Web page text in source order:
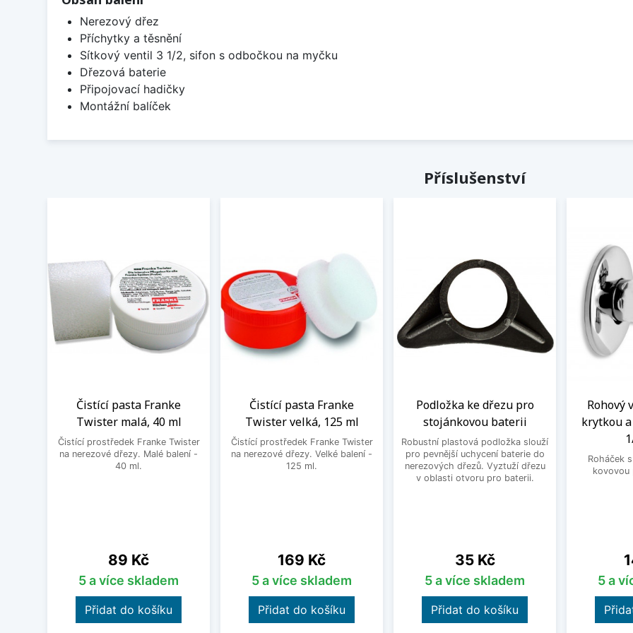
Nerezový dřez
Příchytky a těsnění
Sítkový ventil 3 1/2, sifon s odbočkou na myčku
Dřezová baterie
Připojovací hadičky
Montážní balíček
Příslušenství
Čistící pasta Franke
Twister malá, 40 ml
Čistící prostředek Franke Twister
na nerezové dřezy. Malé balení -
40 ml.
Cena
89 Kč
5 a více skladem
Přidat do košíku
Čistící pasta Franke
Twister velká, 125 ml
Čistící prostředek Franke Twister
na nerezové dřezy. Velké balení -
125 ml.
Cena
169 Kč
5 a více skladem
Přidat do košíku
Podložka ke dřezu pro
stojánkovou baterii
Robustní plastová podložka slouží
pro pevnější uchycení baterie do
nerezových dřezů. Vyztuží dřezu
v oblasti otvoru pro baterii.
Cena
35 Kč
5 a více skladem
Přidat do košíku
Rohový
krytkou
Roháček
kovovou
5 a